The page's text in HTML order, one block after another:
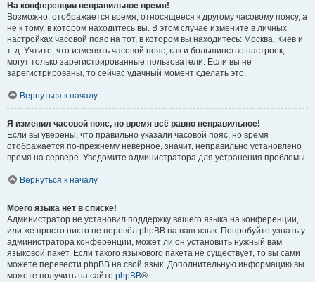
На конференции неправильное время!
Возможно, отображается время, относящееся к другому часовому поясу, а
не к тому, в котором находитесь вы. В этом случае измените в личных
настройках часовой пояс на тот, в котором вы находитесь: Москва, Киев и
т. д. Учтите, что изменять часовой пояс, как и большинство настроек,
могут только зарегистрированные пользователи. Если вы не
зарегистрированы, то сейчас удачный момент сделать это.
Вернуться к началу
Я изменил часовой пояс, но время всё равно неправильное!
Если вы уверены, что правильно указали часовой пояс, но время
отображается по-прежнему неверное, значит, неправильно установлено
время на сервере. Уведомите администратора для устранения проблемы.
Вернуться к началу
Моего языка нет в списке!
Администратор не установил поддержку вашего языка на конференции,
или же просто никто не перевёл phpBB на ваш язык. Попробуйте узнать у
администратора конференции, может ли он установить нужный вам
языковой пакет. Если такого языкового пакета не существует, то вы сами
можете перевести phpBB на свой язык. Дополнительную информацию вы
можете получить на сайте phpBB®.